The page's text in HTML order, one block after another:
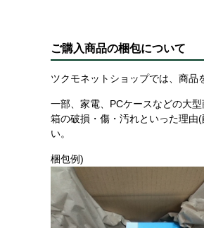
ご購入商品の梱包について
ツクモネットショップでは、商品
一部、家電、PCケースなどの大
箱の破損・傷・汚れといった理由
い。
梱包例)